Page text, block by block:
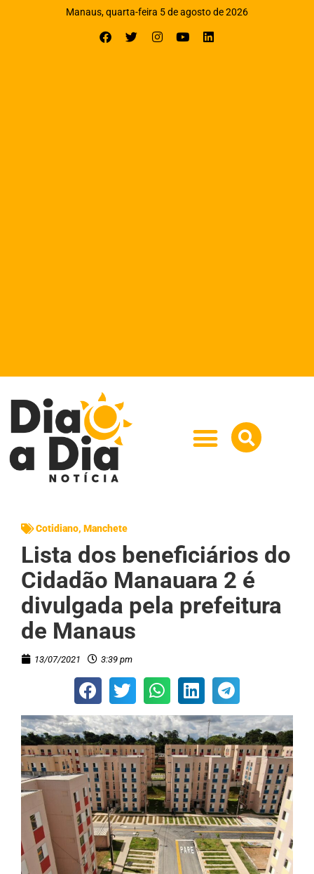
Manaus, quarta-feira 5 de agosto de 2026
Cotidiano, Manchete
Lista dos beneficiários do
Cidadão Manauara 2 é
divulgada pela prefeitura
de Manaus
13/07/2021 3:39 pm